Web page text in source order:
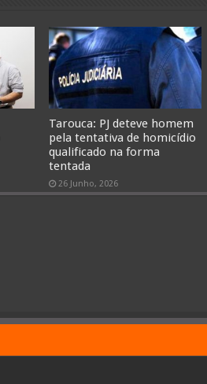
Tarouca: PJ deteve homem
pela tentativa de homicídio
qualificado na forma
tentada
26 Junho, 2026